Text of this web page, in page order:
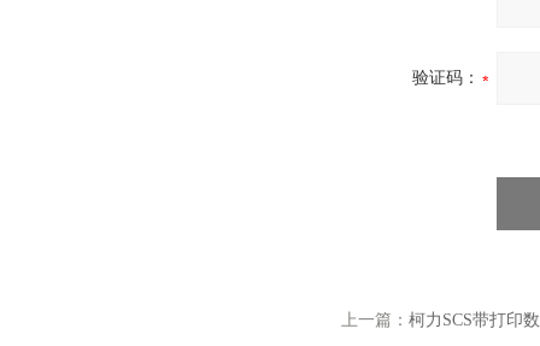
验证码：
上一篇： 柯力SCS带打印